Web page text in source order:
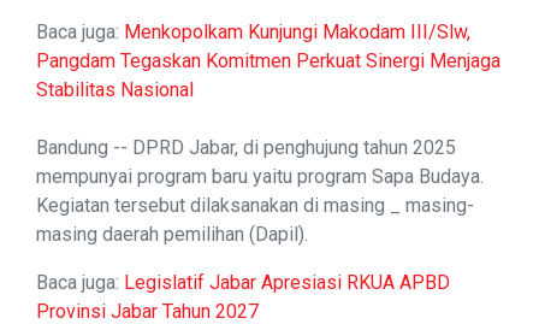
Baca juga: Menkopolkam Kunjungi Makodam III/Slw,
Pangdam Tegaskan Komitmen Perkuat Sinergi Menjaga
Stabilitas Nasional
Bandung -- DPRD Jabar, di penghujung tahun 2025
mempunyai program baru yaitu program Sapa Budaya.
Kegiatan tersebut dilaksanakan di masing _ masing-
masing daerah pemilihan (Dapil).
Baca juga: Legislatif Jabar Apresiasi RKUA APBD
Provinsi Jabar Tahun 2027